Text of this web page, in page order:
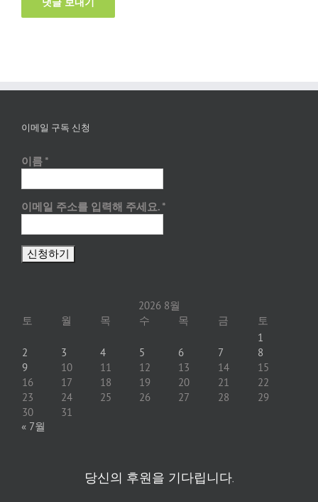
이메일 구독 신청
이름 *
이메일 주소를 입력해 주세요. *
2026 8월
토 월 목 수 목 금 토
1
2
3 4 5 6 7
8
9
10 11 12 13 14
15
16
17 18 19 20 21
22
23
24 25 26 27 28
29
30
31
« 7월
당신의 후원을 기다립니다.